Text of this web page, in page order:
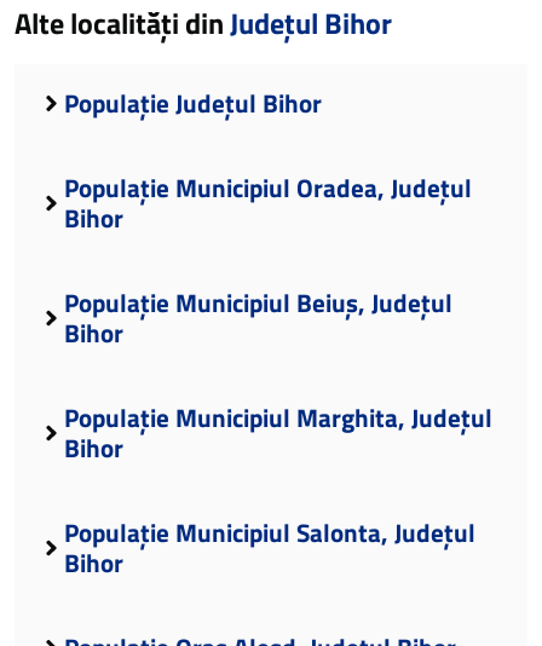
Alte localități dinJudețul Bihor
Populație Județul Bihor
Populație Municipiul Oradea, Județul
Bihor
Populație Municipiul Beiuș, Județul
Bihor
Populație Municipiul Marghita, Județul
Bihor
Populație Municipiul Salonta, Județul
Bihor